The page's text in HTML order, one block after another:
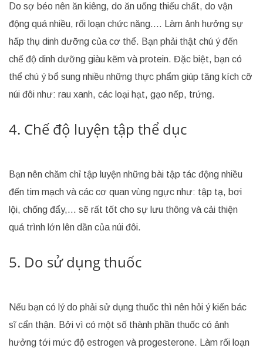
Do sợ béo nên ăn kiêng, do ăn uống thiếu chất, do vận
động quá nhiều, rối loạn chức năng…. Làm ảnh hưởng sự
hấp thụ dinh dưỡng của cơ thể. Bạn phải thật chú ý đến
chế độ dinh dưỡng giàu kẽm và protein. Đặc biệt, bạn có
thể chú ý bổ sung nhiều những thực phẩm giúp tăng kích cỡ
núi đôi như: rau xanh, các loại hạt, gạo nếp, trứng.
4. Chế độ luyện tập thể dục
Bạn nên chăm chỉ tập luyện những bài tập tác động nhiều
đến tim mạch và các cơ quan vùng ngực như: tập tạ, bơi
lội, chống đẩy,… sẽ rất tốt cho sự lưu thông và cải thiện
quá trình lớn lên dần của núi đôi.
5. Do sử dụng thuốc
Nếu bạn có lý do phải sử dụng thuốc thì nên hỏi ý kiến bác
sĩ cẩn thận. Bởi vì có một số thành phần thuốc có ảnh
hưởng tới mức độ estrogen và progesterone. Làm rối loạn